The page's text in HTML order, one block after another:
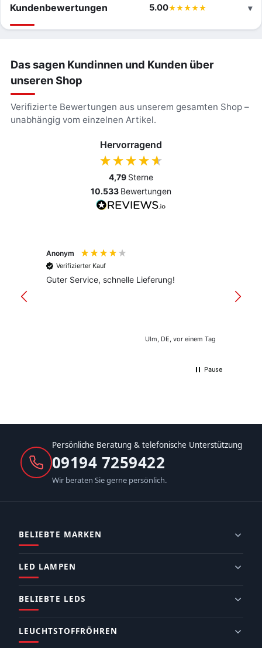
Kundenbewertungen 5.00
Das sagen Kundinnen und Kunden über
unseren Shop
Verifizierte Bewertungen aus unserem gesamten Shop –
unabhängig vom einzelnen Artikel.
Hervorragend
4,79 Sterne
10.533 Bewertungen
Anonym
Verifizierter Kauf
Guter Service, schnelle Lieferung!
Ulm, DE, vor einem Tag
Pause
Persönliche Beratung & telefonische Unterstützung
09194 7259422
Wir beraten Sie gerne persönlich.
BELIEBTE MARKEN
LED LAMPEN
BELIEBTE LEDS
LEUCHTSTOFFRÖHREN